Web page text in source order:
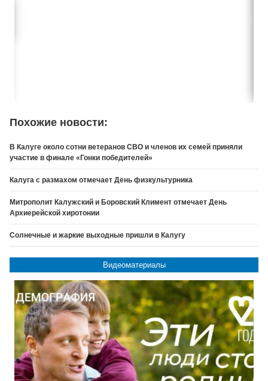
Похожие новости:
В Калуге около сотни ветеранов СВО и членов их семей приняли
участие в финале «Гонки победителей»
Калуга с размахом отмечает День физкультурника
Митрополит Калужский и Боровский Климент отмечает День
Архиерейской хиротонии
Солнечные и жаркие выходные пришли в Калугу
Видеоматериалы